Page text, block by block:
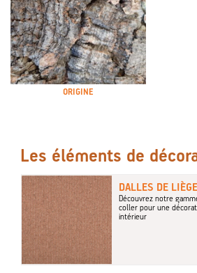
ORIGINE
Les éléments de
DALLES DE
Découvrez notre
coller pour une
intérieur